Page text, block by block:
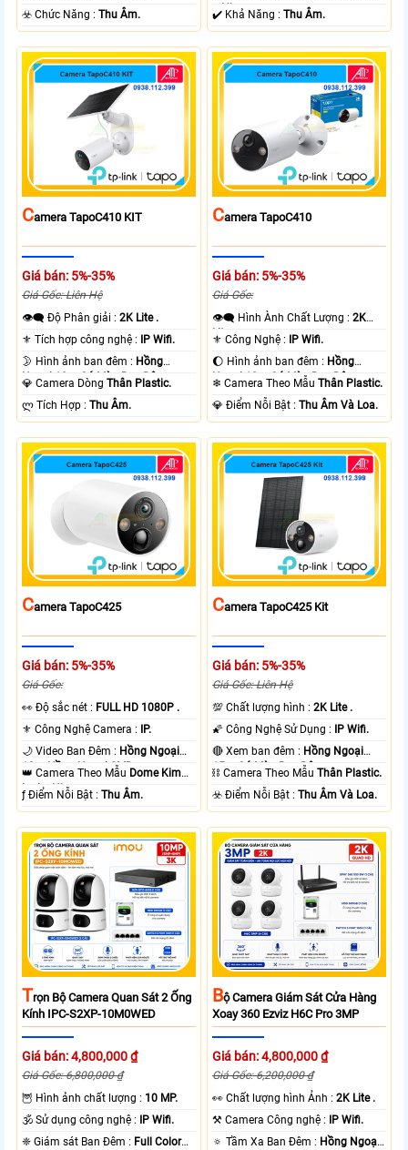
️☣️ Chức Năng :Thu Âm.
+ Nhựa.
️✔️ Khả Năng :Thu Âm.
CAmera TapoC410 KIT
Giá bán: 5%-35%
Giá Gốc: Liên Hệ
👁️‍🗨 Độ Phân giải :2K Lite .
⚜️ Tích hợp công nghệ : IP Wifi.
🌛 Hình ảnh ban đêm : Hồng
Ngoại 10m Có Màu Ban Ðêm.
💎 Camera DòngThân Plastic.
️ლ Tích Hợp :Thu Âm.
CAmera TapoC410
Giá bán: 5%-35%
Giá Gốc:
👁️‍🗨 Hình Ành Chất Lượng :2K
Lite .
⚜️ Công Nghệ : IP Wifi.
🌔 Hình ảnh ban đêm : Hồng
Ngoại 10m Có Màu Ban Ðêm.
❄ Camera Theo MẫuThân Plastic.
️💎 Điểm Nỗi Bật :Thu Âm Và Loa.
CAmera TapoC425
Giá bán: 5%-35%
Giá Gốc:
️👀 Độ sắc nét : FULL HD 1080P .
⚜️ Công Nghệ Camera :
IP.
🌙 Video Ban Đêm : Hồng Ngoại
10m Hồng Ngoại SMD.
👑 Camera Theo Mẫu Dome Kim
loại + Nhựa.
️ƒ Điểm Nỗi Bật :Thu Âm.
CAmera TapoC425 Kit
Giá bán: 5%-35%
Giá Gốc: Liên Hệ
💯 Chất lượng hình :2K Lite .
🌠 Công Nghệ Sử Dụng :
IP Wifi.
🔴 Xem ban đêm : Hồng Ngoại
15m Có Màu Ban Ðêm.
⛓ Camera Theo MẫuThân Plastic.
️☣️ Điểm Nỗi Bật :Thu Âm Và Loa.
TRọn Bộ Camera Quan Sát 2 Ống
Kính IPC-S2XP-10M0WED
Giá bán: 4,800,000 ₫
Giá Gốc: 6,800,000 ₫
🦉 Hình ảnh chất lượng : 10 MP.
🕉️ Sử dụng công nghệ :
IP Wifi.
❈ Giám sát Ban Đêm : Full Color
BỘ Camera Giám Sát Cửa Hàng
Xoay 360 Ezviz H6C Pro 3MP
Giá bán: 4,800,000 ₫
Giá Gốc: 6,200,000 ₫
️👀 Chất lượng hình Ảnh :2K Lite .
⚒ Camera Công nghệ :
IP Wifi.
🔅 Tầm Xa Ban Đêm : Hồng Ngoại